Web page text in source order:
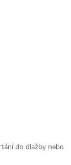
do dlažby nebo